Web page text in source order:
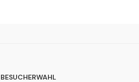
BESUCHERWAHL